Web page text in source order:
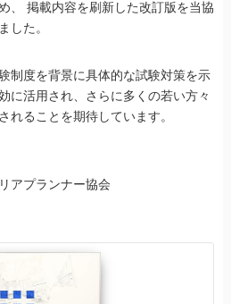
、 掲載内容を刷新した改訂版を当協
した。
制度を背景に具体的な試験対策を示
に活用され、さらに多くの若い方々
れることを期待しています。
アプランナー協会